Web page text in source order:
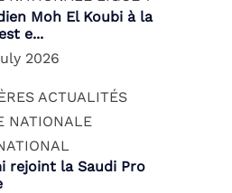
Moh El Koubi à la
e...
2026
ACTUALITÉS
NATIONALE
rejoint la Saudi Pro